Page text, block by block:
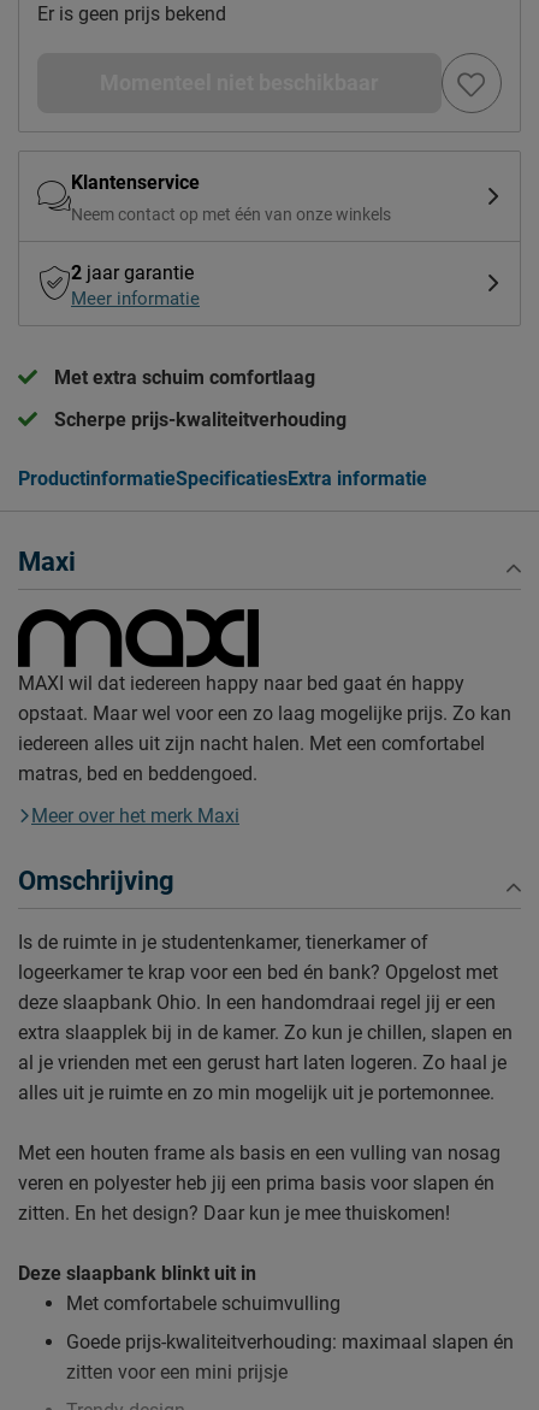
Er is geen prijs bekend
Klantenservice
Neem contact op met één van onze winkels
2 jaar garantie
Meer informatie
Met extra schuim comfortlaag
Scherpe prijs-kwaliteitverhouding
ProductinformatieSpecificatiesExtra informatie
Maxi
MAXI wil dat iedereen happy naar bed gaat én happy
opstaat. Maar wel voor een zo laag mogelijke prijs. Zo kan
iedereen alles uit zijn nacht halen. Met een comfortabel
matras, bed en beddengoed.
Meer over het merk Maxi
Omschrijving
Is de ruimte in je studentenkamer, tienerkamer of
logeerkamer te krap voor een bed én bank? Opgelost met
deze slaapbank Ohio. In een handomdraai regel jij er een
extra slaapplek bij in de kamer. Zo kun je chillen, slapen en
al je vrienden met een gerust hart laten logeren. Zo haal je
alles uit je ruimte en zo min mogelijk uit je portemonnee.
Met een houten frame als basis en een vulling van nosag
veren en polyester heb jij een prima basis voor slapen én
zitten. En het design? Daar kun je mee thuiskomen!
Deze slaapbank blinkt uit in
Met comfortabele schuimvulling
Goede prijs-kwaliteitverhouding: maximaal slapen én
zitten voor een mini prijsje